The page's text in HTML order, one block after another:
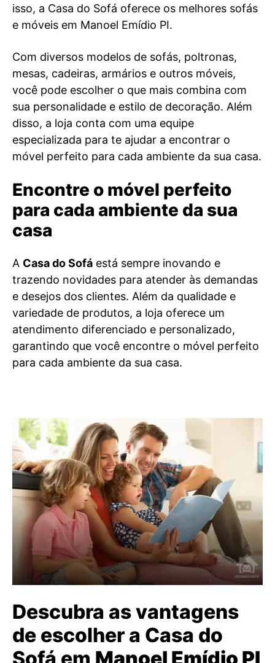
isso, a Casa do Sofá oferece os melhores sofás
e móveis em Manoel Emídio PI.
Com diversos modelos de sofás, poltronas,
mesas, cadeiras, armários e outros móveis,
você pode escolher o que mais combina com
sua personalidade e estilo de decoração. Além
disso, a loja conta com uma equipe
especializada para te ajudar a encontrar o
móvel perfeito para cada ambiente da sua casa.
Encontre o móvel perfeito
para cada ambiente da sua
casa
A Casa do Sofá está sempre inovando e
trazendo novidades para atender às demandas
e desejos dos clientes. Além da qualidade e
variedade de produtos, a loja oferece um
atendimento diferenciado e personalizado,
garantindo que você encontre o móvel perfeito
para cada ambiente da sua casa.
Descubra as vantagens
de escolher a Casa do